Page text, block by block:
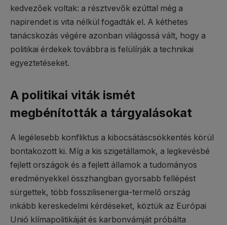
kedvezőek voltak: a résztvevők ezúttal még a
napirendet is vita nélkül fogadták el. A kéthetes
tanácskozás végére azonban világossá vált, hogy a
politikai érdekek továbbra is felülírják a technikai
egyeztetéseket.
A politikai viták ismét
megbénították a tárgyalásokat
A legélesebb konfliktus a kibocsátáscsökkentés körül
bontakozott ki. Míg a kis szigetállamok, a legkevésbé
fejlett országok és a fejlett államok a tudományos
eredményekkel összhangban gyorsabb fellépést
sürgettek, több fosszilisenergia-termelő ország
inkább kereskedelmi kérdéseket, köztük az Európai
Unió klímapolitikáját és karbonvámját próbálta